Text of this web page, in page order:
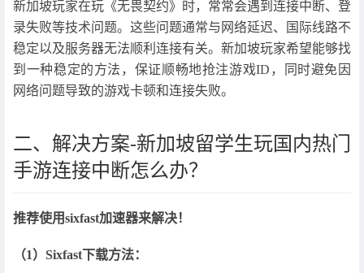
新加坡玩家在玩《无畏契约》时，常常会遇到连接中断、登
录失败等技术问题。这些问题通常与网络延迟、国际线路不
稳定以及服务器无法顺利连接有关。新加坡玩家希望能够找
到一种稳定的方法，保证顺畅地抢注游戏ID，同时避免因
网络问题导致的游戏卡顿和连接失败。
二、解决方案-新加坡留学生玩国内热门
手游连接中断怎么办？
推荐使用sixfast加速器来解决！
（1）Sixfast下载方法：